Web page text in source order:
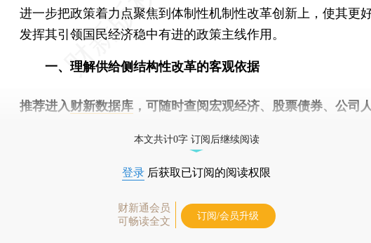
进一步把政策着力点聚焦到体制性机制性改革创新上，使其更
发挥其引领国民经济稳中有进的政策主线作用。
一、理解供给侧结构性改革的客观依据
推荐进入财新数据库 ，可随时查阅宏观经济、股票债券、公司人
本文共计0字 订阅后继续阅读
登录 后获取已订阅的阅读权限
财新通会员
可畅读全文
订阅/会员升级